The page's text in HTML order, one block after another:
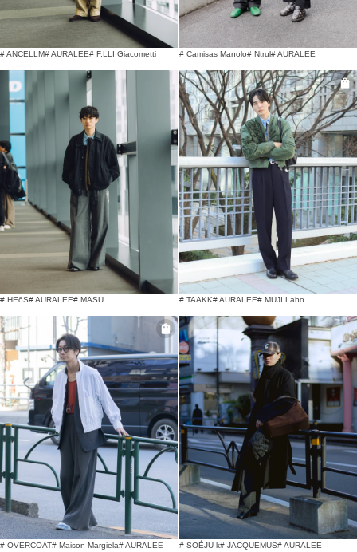
# ANCELLM# AURALEE# F.LLI Giacometti # Camisas Manolo# Ntrul# AURALEE
# HEōS# AURALEE# MASU # TAAKK# AURALEE# MUJI Labo
# OVERCOAT# Maison Margiela# AURALEE # SOÉJU k# JACQUEMUS# AURALEE